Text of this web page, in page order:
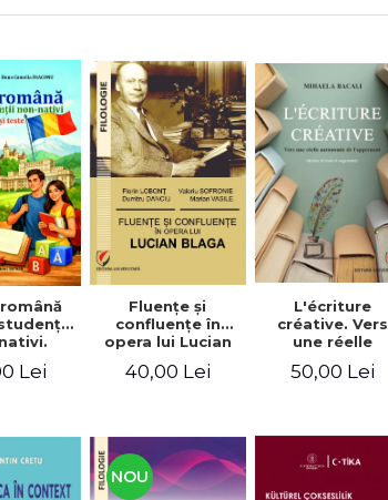
şi
A1-B2
Lei
Fluenţe şi
confluenţe în
opera lui Lucian
40,00 Lei
L'écriture
créative. Vers
une réelle
autonomie de
l'apprenant, Éd.
50,00 Lei
NOU